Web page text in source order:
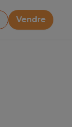
Vendre